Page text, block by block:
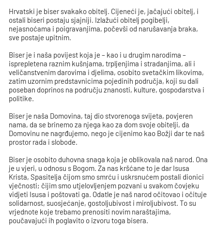
Hrvatski je biser svakako obitelj. Cijeneći je, jačajući obitelj, i
ostali biseri postaju sjajniji. Izlažući obitelj pogibelji,
nejasnoćama i poigravanjima, počevši od narušavanja braka,
sve postaje upitnim.
Biser je i naša povijest koja je – kao i u drugim narodima –
isprepletena raznim kušnjama, trpljenjima i stradanjima, ali i
veličanstvenim darovima i djelima, osobito svetačkim likovima,
zatim uzornim predstavnicima pojedinih područja, koji su dali
poseban doprinos na području znanosti, kulture, gospodarstva i
politike.
Biser je naša Domovina, taj dio stvorenoga svijeta, povjeren
nama, da se brinemo za njega kao za dom svoje obitelji, da
Domovinu ne nagrđujemo, nego je cijenimo kao Božji dar te naš
prostor rada i slobode.
Biser je osobito duhovna snaga koja je oblikovala naš narod. Ona
je u vjeri, u odnosu s Bogom. Za nas kršćane to je dar Isusa
Krista, Spasitelja čijom smo smrću i uskrsnućem postali dionici
vječnosti; čijim smo utjelovljenjem pozvani u svakom čovjeku
vidjeti Isusa i poštovati ga. Odatle je naš narod očitovao i očituje
solidarnost, suosjećanje, gostoljubivost i miroljubivost. To su
vrjednote koje trebamo prenositi novim naraštajima,
poučavajući ih poglavito o izvoru toga bisera.